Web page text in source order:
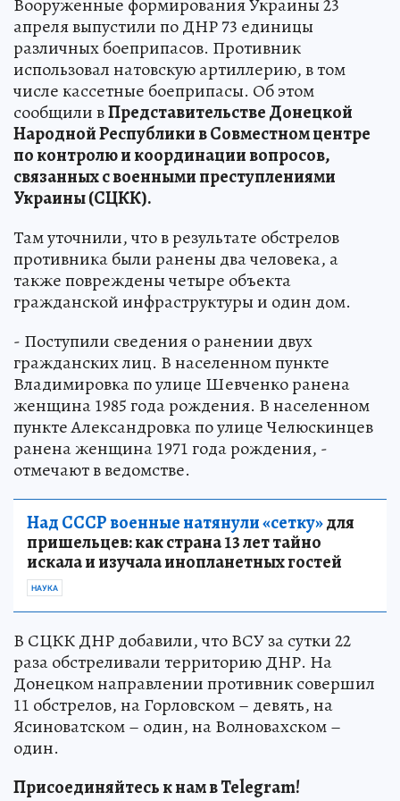
Вооруженные формирования Украины 23
апреля выпустили по ДНР 73 единицы
различных боеприпасов. Противник
использовал натовскую артиллерию, в том
числе кассетные боеприпасы. Об этом
сообщили вПредставительстве Донецкой
Народной Республики в Совместном центре
по контролю и координации вопросов,
связанных с военными преступлениями
Украины (СЦКК).
Там уточнили, что в результате обстрелов
противника были ранены два человека, а
также повреждены четыре объекта
гражданской инфраструктуры и один дом.
- Поступили сведения о ранении двух
гражданских лиц. В населенном пункте
Владимировка по улице Шевченко ранена
женщина 1985 года рождения. В населенном
пункте Александровка по улице Челюскинцев
ранена женщина 1971 года рождения, -
отмечают в ведомстве.
Над СССР военные натянули «сетку»для
пришельцев: как страна 13 лет тайно
искала и изучала инопланетных гостей
НАУКА
В СЦКК ДНР добавили, что ВСУ за сутки 22
раза обстреливали территорию ДНР. На
Донецком направлении противник совершил
11 обстрелов, на Горловском – девять, на
Ясиноватском – один, на Волновахском –
один.
Присоединяйтесь к нам в Telegram!